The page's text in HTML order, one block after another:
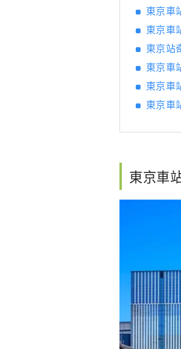
東京車
東京車
東京站
東京車
東京車
東京車
東京車